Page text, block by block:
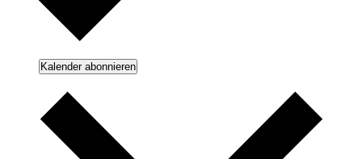
Kalender abonnieren